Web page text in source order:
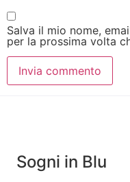
Salva il mio nome,
per la prossima volta
Sogni in Blu